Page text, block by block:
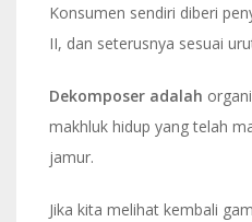
Konsumen sendiri diberi
II, dan seterusnya sesuai
Dekomposer adalah
makhluk hidup yang telah
jamur.
Jika kita melihat kembali